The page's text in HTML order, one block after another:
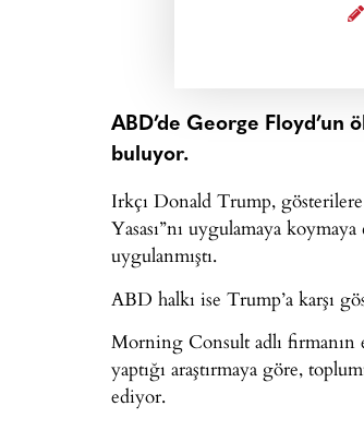
ABD’de George Floyd’un
buluyor.
Irkçı Donald Trump,
Yasası”nı uygulamaya
uygulanmıştı.
ABD halkı ise Trump’a karşı
Morning Consult adlı firmanın
yaptığı araştırmaya göre,
ediyor.